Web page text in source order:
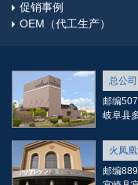
促销事例
OEM（代工生产）
总公司
邮编
岐阜县
火凤
邮编